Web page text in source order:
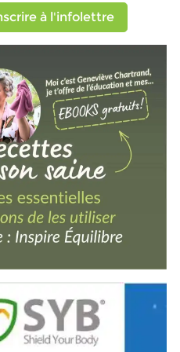
à l'infolettre